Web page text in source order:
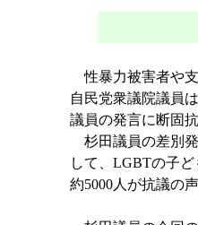
性暴力被害者や支
自民党衆議院議員
議員の発言に断固
杉田議員の差別発
して、LGBTの子
約5000人が抗議の